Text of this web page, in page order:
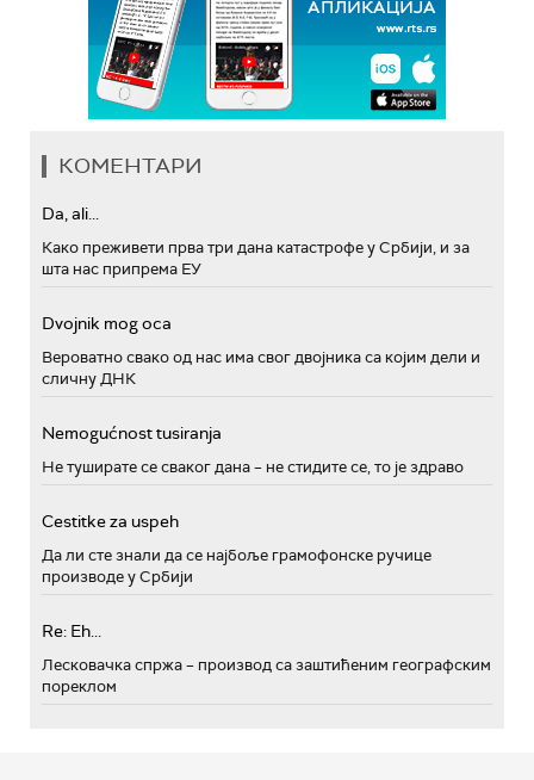
КОМЕНТАРИ
Da, ali...
Како преживети прва три дана катастрофе у Србији, и за
шта нас припрема ЕУ
Dvojnik mog oca
Вероватно свако од нас има свог двојника са којим дели и
сличну ДНК
Nemogućnost tusiranja
Не туширате се сваког дана – не стидите се, то је здраво
Cestitke za uspeh
Да ли сте знали да се најбоље грамофонске ручице
производе у Србији
Re: Eh...
Лесковачка спржа – производ са заштићеним географским
пореклом